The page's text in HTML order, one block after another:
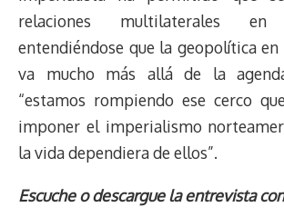
relaciones multilaterales
entendiéndose que la geopolítica
va mucho más allá de la
“estamos rompiendo ese cerco
imponer el imperialismo
la vida dependiera de ellos”.
Escuche o descargue la entrevista